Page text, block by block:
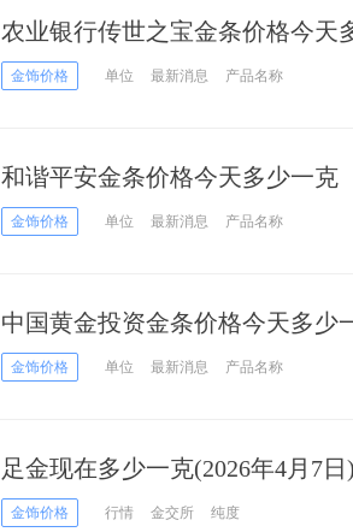
农业银行传世之宝金条价格今天
日）
金饰价格 单位 最新消息 产品名称
和谐平安金条价格今天多少一克
金饰价格 单位 最新消息 产品名称
中国黄金投资金条价格今天多少
金饰价格 单位 最新消息 产品名称
足金现在多少一克(2026年4月7日
金饰价格 行情 金交所 纯度